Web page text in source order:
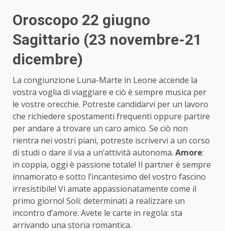
Oroscopo 22 giugno
Sagittario (23 novembre-21
dicembre)
La congiunzione Luna-Marte in Leone accende la
vostra voglia di viaggiare e ciò è sempre musica per
le vostre orecchie. Potreste candidarvi per un lavoro
che richiedere spostamenti frequenti oppure partire
per andare a trovare un caro amico. Se ciò non
rientra nei vostri piani, potreste iscrivervi a un corso
di studi o dare il via a un’attività autonoma. Amore:
in coppia, oggi è passione totale! Il partner è sempre
innamorato e sotto l’incantesimo del vostro fascino
irresistibile! Vi amate appassionatamente come il
primo giorno! Soli: determinati a realizzare un
incontro d’amore. Avete le carte in regola: sta
arrivando una storia romantica.